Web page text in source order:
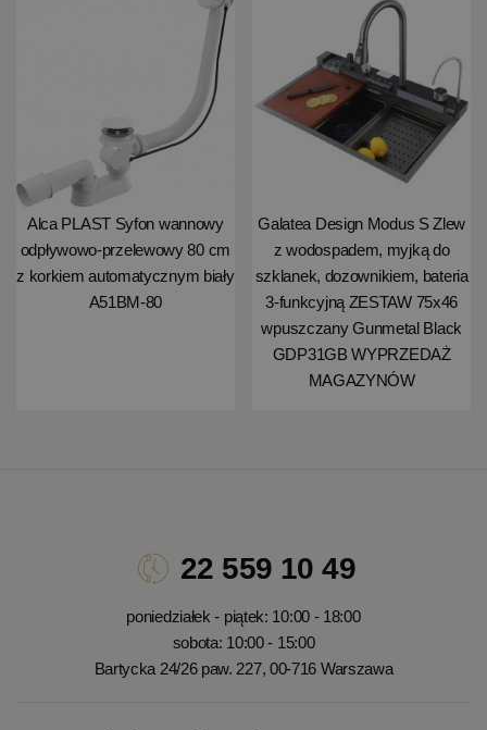
Alca PLAST Syfon wannowy
odpływowo-przelewowy 80 cm
z korkiem automatycznym biały
A51BM-80
Galatea Design Modus S Zlew
z wodospadem, myjką do
szklanek, dozownikiem, bateria
3-funkcyjną ZESTAW 75x46
wpuszczany Gunmetal Black
GDP31GB WYPRZEDAŻ
MAGAZYNÓW
22 559 10 49
poniedziałek - piątek: 10:00 - 18:00
sobota: 10:00 - 15:00
Bartycka 24/26 paw. 227, 00-716 Warszawa